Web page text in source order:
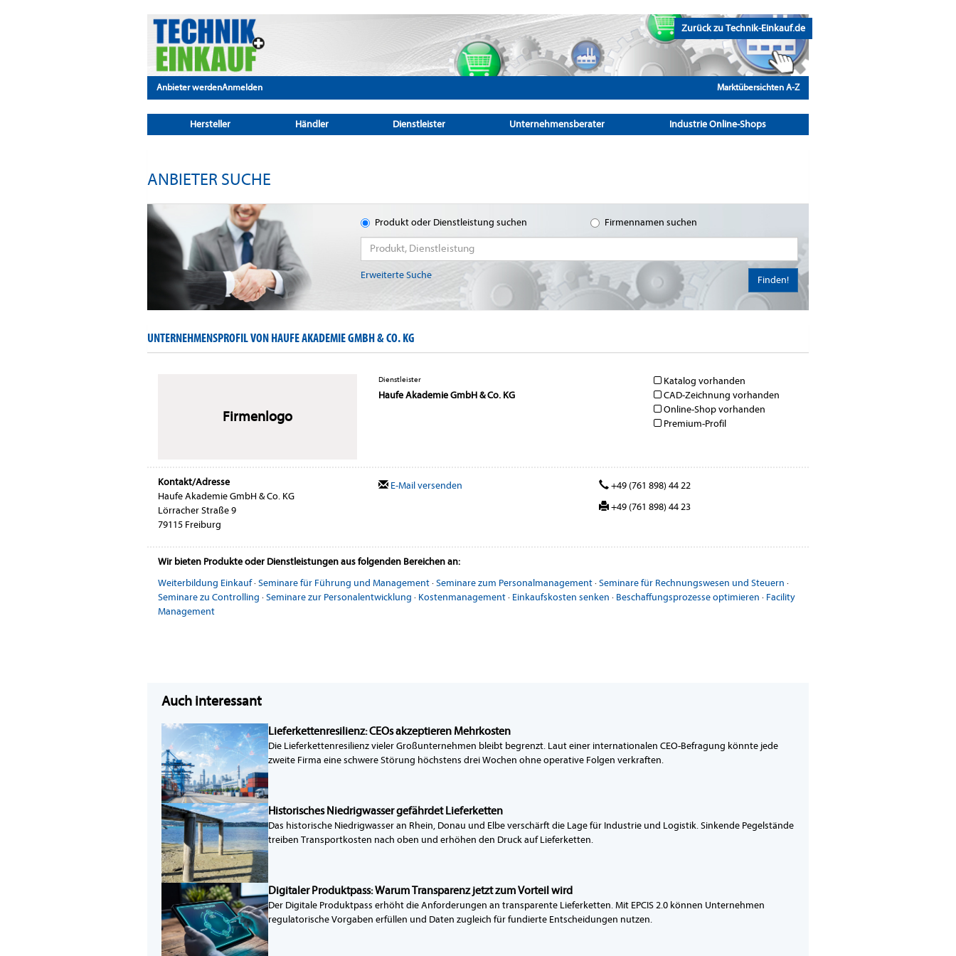
Zurück zu Technik-Einkauf.de
Anbieter werdenAnmelden Marktübersichten A-Z
Hersteller Händler Dienstleister Unternehmensberater Industrie Online-Shops
ANBIETER SUCHE
Produkt oder Dienstleistung suchen Firmennamen suchen
Erweiterte Suche Finden!
UNTERNEHMENSPROFIL VON HAUFE AKADEMIE GMBH & CO. KG
Firmenlogo
Dienstleister
Haufe Akademie GmbH & Co. KG
Katalog vorhanden
CAD-Zeichnung vorhanden
Online-Shop vorhanden
Premium-Profil
Kontakt/Adresse
Haufe Akademie GmbH & Co. KG
Lörracher Straße 9
79115 Freiburg
E-Mail versenden
+49 (761 898) 44 22
+49 (761 898) 44 23
Wir bieten Produkte oder Dienstleistungen aus folgenden Bereichen an:
Weiterbildung Einkauf·Seminare für Führung und Management·Seminare zum Personalmanagement·Seminare für Rechnungswesen und Steuern ·
Seminare zu Controlling ·Seminare zur Personalentwicklung · Kostenmanagement· Einkaufskosten senken · Beschaffungsprozesse optimieren · Facility
Management
Auch interessant
Lieferkettenresilienz: CEOs akzeptieren Mehrkosten
Die Lieferkettenresilienz vieler Großunternehmen bleibt begrenzt. Laut einer internationalen CEO-Befragung könnte jede
zweite Firma eine schwere Störung höchstens drei Wochen ohne operative Folgen verkraften.
Historisches Niedrigwasser gefährdet Lieferketten
Das historische Niedrigwasser an Rhein, Donau und Elbe verschärft die Lage für Industrie und Logistik. Sinkende Pegelstände
treiben Transportkosten nach oben und erhöhen den Druck auf Lieferketten.
Digitaler Produktpass: Warum Transparenz jetzt zum Vorteil wird
Der Digitale Produktpass erhöht die Anforderungen an transparente Lieferketten. Mit EPCIS 2.0 können Unternehmen
regulatorische Vorgaben erfüllen und Daten zugleich für fundierte Entscheidungen nutzen.